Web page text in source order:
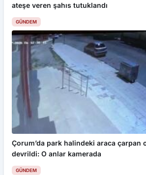
ateşe veren şahıs tutuklandı
GÜNDEM
Çorum’da park halindeki araca çarpan
devrildi: O anlar kamerada
GÜNDEM
Bu web sitesinde en iyi deneyimi
çerezler kullanılmaktadır. Detaylar için
inceleyebilirsiniz.
Kabul Et